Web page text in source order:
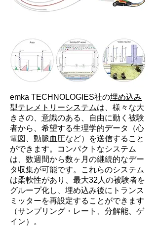
emka TECHNOLOGIES社の埋め込み
型テレメトリーシステムは、様々な大
きさの、意識のある、自由に動く被験
者から、希望する生理学的データ（心
電図、動脈血圧など）を送信すること
ができます。コンパクトなシステム
は、数週間から数ヶ月の継続的なデー
タ収集が可能です。これらのシステム
は柔軟性があり、最大32人の被験者を
グループ化し、埋め込み後にトランス
ミッターを再設定することができます
（サンプリング・レート、分解能、ゲ
イン）。